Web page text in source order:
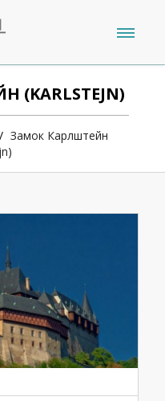
Замок Карлштейн